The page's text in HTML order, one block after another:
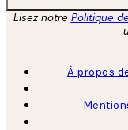
Lisez notre Politique
À propos